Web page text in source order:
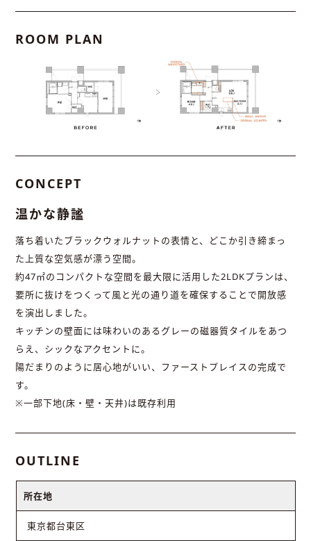
ROOM PLAN
CONCEPT
温かな静謐
落ち着いたブラックウォルナットの表情と、どこか引き締まっ
た上質な空気感が漂う空間。
約47㎡のコンパクトな空間を最大限に活用した2LDKプランは、
要所に抜けをつくって風と光の通り道を確保することで開放感
を演出しました。
キッチンの壁面には味わいのあるグレーの磁器質タイルをあつ
らえ、シックなアクセントに。
陽だまりのように居心地がいい、ファーストプレイスの完成で
す。
※一部下地(床・壁・天井)は既存利用
OUTLINE
所在地
東京都台東区